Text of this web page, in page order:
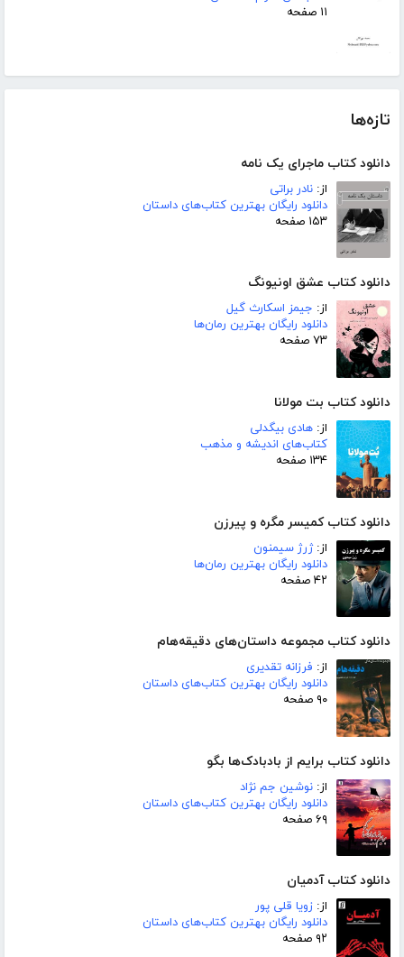
۱۱ صفحه
تازه‌ها
دانلود کتاب ماجرای یک نامه
از: نادر براتی
دانلود رایگان بهترین کتاب‌های داستان
۱۵۳ صفحه
دانلود کتاب عشق اونیونگ
از: جیمز اسکارث گیل
دانلود رایگان بهترین رمان‌ها
۷۳ صفحه
دانلود کتاب بت مولانا
از: هادی بیگدلی
کتاب‌های اندیشه و مذهب
۱۳۴ صفحه
دانلود کتاب کمیسر مگره و پیرزن
از:ژرژ سیمنون
دانلود رایگان بهترین رمان‌ها
۴۲ صفحه
دانلود کتاب مجموعه داستان‌های دقیقه‌هام
از: فرزانه تقدیری
دانلود رایگان بهترین کتاب‌های داستان
۹۰ صفحه
دانلود کتاب برایم از بادبادک‌ها بگو
از: نوشین جم نژاد
دانلود رایگان بهترین کتاب‌های داستان
۶۹ صفحه
دانلود کتاب آدمیان
از: زویا قلی پور
دانلود رایگان بهترین کتاب‌های داستان
۹۲ صفحه